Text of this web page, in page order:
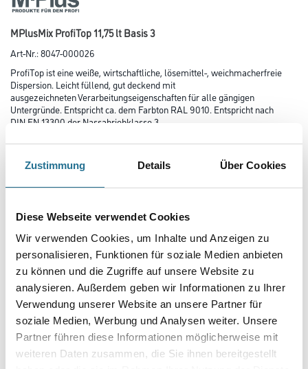
Zustimmung Details Über Cookies
Diese Webseite verwendet Cookies
Wir verwenden Cookies, um Inhalte und Anzeigen zu
personalisieren, Funktionen für soziale Medien anbieten
zu können und die Zugriffe auf unsere Website zu
analysieren. Außerdem geben wir Informationen zu Ihrer
Verwendung unserer Website an unsere Partner für
soziale Medien, Werbung und Analysen weiter. Unsere
Partner führen diese Informationen möglicherweise mit
weiteren Daten zusammen, die Sie ihnen bereitgestellt
MPlusMix ProfiTop 11,75 lt Basis 3
Art-Nr.:8047-000026
ProfiTop ist eine weiße, wirtschaftliche, lösemittel-, weichmacherfreie
Dispersion. Leicht füllend, gut deckend mit
ausgezeichneten Verarbeitungseigenschaften für alle gängigen
Untergründe. Entspricht ca. dem Farbton RAL 9010. Entspricht nach
DIN EN 13300 der Nassabriebklasse 3.
Umrechnungsfaktoren
Zur Farbauswahl für Ihren Wunschfarbton